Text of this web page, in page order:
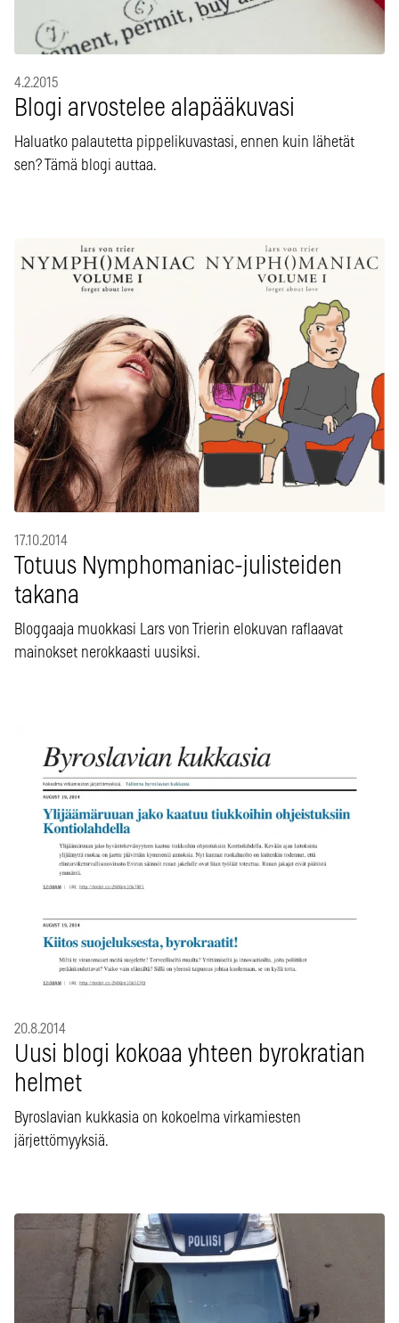
4.2.2015
Blogi arvostelee alapääkuvasi
Haluatko palautetta pippelikuvastasi, ennen kuin lähetät
sen? Tämä blogi auttaa.
17.10.2014
Totuus Nymphomaniac-julisteiden
takana
Bloggaaja muokkasi Lars von Trierin elokuvan raflaavat
mainokset nerokkaasti uusiksi.
20.8.2014
Uusi blogi kokoaa yhteen byrokratian
helmet
Byroslavian kukkasia on kokoelma virkamiesten
järjettömyyksiä.